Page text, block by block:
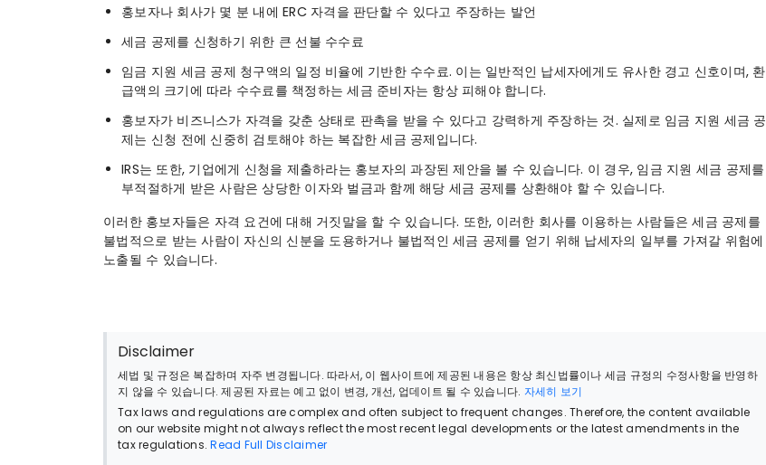
홍보자나 회사가 몇 분 내에 ERC 자격을 판단할 수 있다고 주장하는 발언
세금 공제를 신청하기 위한 큰 선불 수수료
임금 지원 세금 공제 청구액의 일정 비율에 기반한 수수료. 이는 일반적인 납세자에게도 유사한 경고 신호이며, 환
급액의 크기에 따라 수수료를 책정하는 세금 준비자는 항상 피해야 합니다.
홍보자가 비즈니스가 자격을 갖춘 상태로 판촉을 받을 수 있다고 강력하게 주장하는 것. 실제로 임금 지원 세금 공
제는 신청 전에 신중히 검토해야 하는 복잡한 세금 공제입니다.
IRS는 또한, 기업에게 신청을 제출하라는 홍보자의 과장된 제안을 볼 수 있습니다. 이 경우, 임금 지원 세금 공제를
부적절하게 받은 사람은 상당한 이자와 벌금과 함께 해당 세금 공제를 상환해야 할 수 있습니다.
이러한 홍보자들은 자격 요건에 대해 거짓말을 할 수 있습니다. 또한, 이러한 회사를 이용하는 사람들은 세금 공제를
불법적으로 받는 사람이 자신의 신분을 도용하거나 불법적인 세금 공제를 얻기 위해 납세자의 일부를 가져갈 위험에
노출될 수 있습니다.
Disclaimer
세법 및 규정은 복잡하며 자주 변경됩니다. 따라서, 이 웹사이트에 제공된 내용은 항상 최신법률이나 세금 규정의 수정사항을 반영하
지 않을 수 있습니다. 제공된 자료는 예고 없이 변경, 개선, 업데이트 될 수 있습니다. 자세히 보기
Tax laws and regulations are complex and often subject to frequent changes. Therefore, the content available
on our website might not always reflect the most recent legal developments or the latest amendments in the
tax regulations.Read Full Disclaimer